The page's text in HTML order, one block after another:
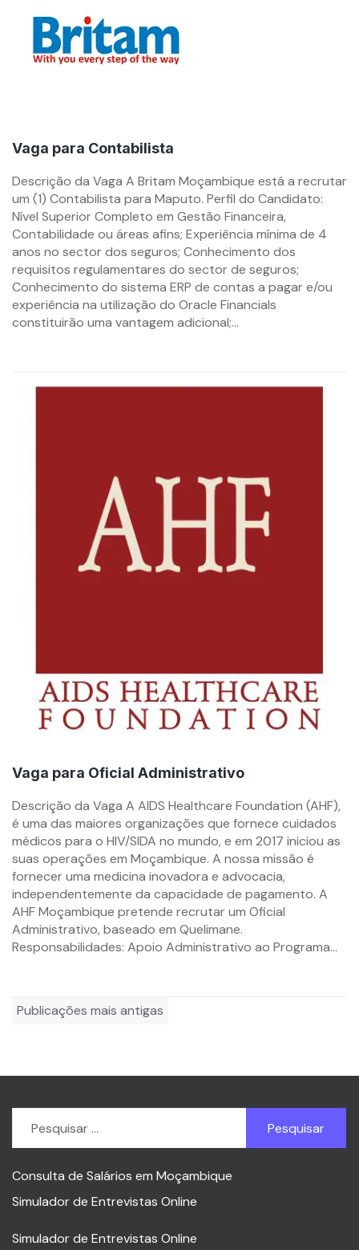
Vaga para Contabilista
By
mzemprego.com
Descrição da Vaga A Britam Moçambique está a recrutar
um (1) Contabilista para Maputo. Perfil do Candidato:
Nível Superior Completo em Gestão Financeira,
Contabilidade ou áreas afins; Experiência mínima de 4
anos no sector dos seguros; Conhecimento dos
requisitos regulamentares do sector de seguros;
Conhecimento do sistema ERP de contas a pagar e/ou
experiência na utilização do Oracle Financials
constituirão uma vantagem adicional;...
Vaga para Oficial Administrativo
By
mzemprego.com
Descrição da Vaga A AIDS Healthcare Foundation (AHF),
é uma das maiores organizações que fornece cuidados
médicos para o HIV/SIDA no mundo, e em 2017 iniciou as
suas operações em Moçambique. A nossa missão é
fornecer uma medicina inovadora e advocacia,
independentemente da capacidade de pagamento. A
AHF Moçambique pretende recrutar um Oficial
Administrativo, baseado em Quelimane.
Responsabilidades: Apoio Administrativo ao Programa...
Navegação
Publicações mais antigas
por:
Consulta de Salários em Moçambique
Simulador de Entrevistas Online
Simulador de Entrevistas Online